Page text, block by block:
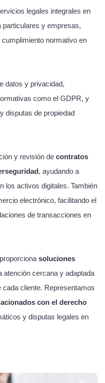
legales integrales en
particulares y empresas,
normativo en
datos y privacidad,
como el GDPR, y
disputas de propiedad
y revisión de contratos
, ayudando a
los activos digitales. También
electrónico, facilitando el
de transacciones en
soluciones
atención cercana y adaptada
cliente. Representamos
con el derecho
y disputas legales en